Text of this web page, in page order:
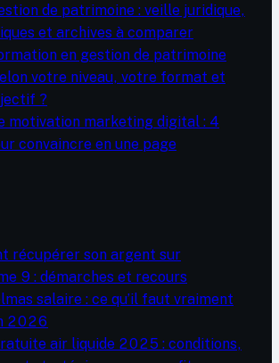
de patrimoine : veille juridique,
et archives à comparer
en gestion de patrimoine
votre niveau, votre format et
?
motivation marketing digital : 4
convaincre en une page
récupérer son argent sur
9 : démarches et recours
salaire : ce qu’il faut vraiment
2026
air liquide 2025 : conditions,